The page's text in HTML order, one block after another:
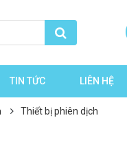
TIN TỨC LIÊN HỆ
Thiết bị phiên dịch